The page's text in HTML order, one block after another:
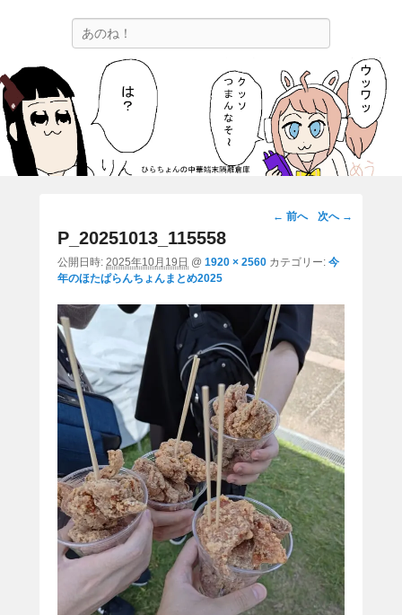
ひらちょんの中華端末隔離倉庫
ほたがページ上部にある検索バーを消してくれたサイトです。
画
ー
シ
ョ
← 前へ 次へ →
P_20251013_115558
公開日時: 2025年10月19日 @ 1920 × 2560 カテゴリー: 今
年のほたぱらんちょんまとめ2025